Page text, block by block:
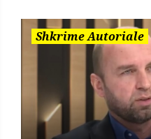
Shkrime Autoriale